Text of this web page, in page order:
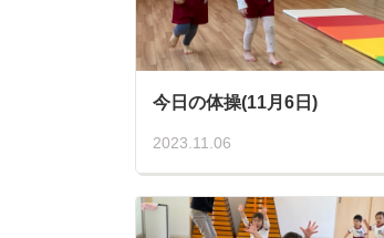
今日の体操(11月6日)
2023.11.06